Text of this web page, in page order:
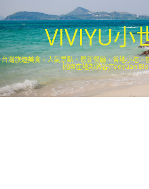
VIVIYU小
台灣旅遊美食、人氣景點、最新餐廳、各地小吃、
桃園在地部落客(Taoyuan